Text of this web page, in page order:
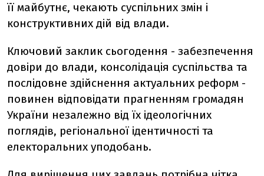
її майбутнє, чекають суспільних змін і
конструктивних дій від влади.
Ключовий заклик сьогодення - забезпечення
довіри до влади, консолідація суспільства та
послідовне здійснення актуальних реформ -
повинен відповідати прагненням громадян
України незалежно від їх ідеологічних
поглядів, регіональної ідентичності та
електоральних уподобань.